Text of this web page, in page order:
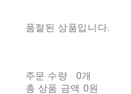
품절된 상품입니다.
주문 수량
0개
총 상품 금액 0원